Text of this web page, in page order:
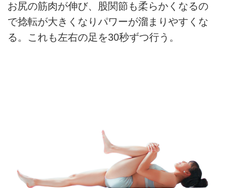
お尻の筋肉が伸び、股関節も柔らかくなるの
で捻転が大きくなりパワーが溜まりやすくな
る。これも左右の足を30秒ずつ行う。